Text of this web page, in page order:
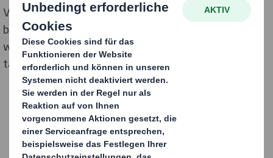
Väth als Managing Director die Weiterentwicklung
beider Märkte. Uwe Väth kommt von Schenck Process,
wo er rund fünf Jahre als Vice President Operations
tätig war.